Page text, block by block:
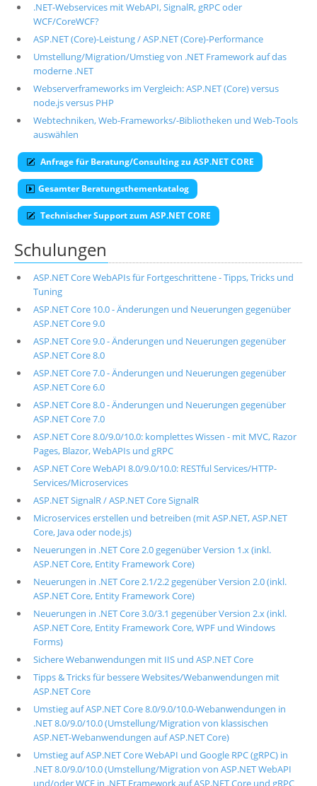
.NET-Webservices mit WebAPI, SignalR, gRPC oder
WCF/CoreWCF?
ASP.NET (Core)-Leistung / ASP.NET (Core)-Performance
Umstellung/Migration/Umstieg von .NET Framework auf das
moderne .NET
Webserverframeworks im Vergleich: ASP.NET (Core) versus
node.js versus PHP
Webtechniken, Web-Frameworks/-Bibliotheken und Web-Tools
auswählen
Anfrage für Beratung/Consulting zu ASP.NET CORE
Gesamter Beratungsthemenkatalog
Technischer Support zum ASP.NET CORE
Schulungen
ASP.NET Core WebAPIs für Fortgeschrittene - Tipps, Tricks und
Tuning
ASP.NET Core 10.0 - Änderungen und Neuerungen gegenüber
ASP.NET Core 9.0
ASP.NET Core 9.0 - Änderungen und Neuerungen gegenüber
ASP.NET Core 8.0
ASP.NET Core 7.0 - Änderungen und Neuerungen gegenüber
ASP.NET Core 6.0
ASP.NET Core 8.0 - Änderungen und Neuerungen gegenüber
ASP.NET Core 7.0
ASP.NET Core 8.0/9.0/10.0: komplettes Wissen - mit MVC, Razor
Pages, Blazor, WebAPIs und gRPC
ASP.NET Core WebAPI 8.0/9.0/10.0: RESTful Services/HTTP-
Services/Microservices
ASP.NET SignalR / ASP.NET Core SignalR
Microservices erstellen und betreiben (mit ASP.NET, ASP.NET
Core, Java oder node.js)
Neuerungen in .NET Core 2.0 gegenüber Version 1.x (inkl.
ASP.NET Core, Entity Framework Core)
Neuerungen in .NET Core 2.1/2.2 gegenüber Version 2.0 (inkl.
ASP.NET Core, Entity Framework Core)
Neuerungen in .NET Core 3.0/3.1 gegenüber Version 2.x (inkl.
ASP.NET Core, Entity Framework Core, WPF und Windows
Forms)
Sichere Webanwendungen mit IIS und ASP.NET Core
Tipps & Tricks für bessere Websites/Webanwendungen mit
ASP.NET Core
Umstieg auf ASP.NET Core 8.0/9.0/10.0-Webanwendungen in
.NET 8.0/9.0/10.0 (Umstellung/Migration von klassischen
ASP.NET-Webanwendungen auf ASP.NET Core)
Umstieg auf ASP.NET Core WebAPI und Google RPC (gRPC) in
.NET 8.0/9.0/10.0 (Umstellung/Migration von ASP.NET WebAPI
und/oder WCF in .NET Framework auf ASP.NET Core und gRPC